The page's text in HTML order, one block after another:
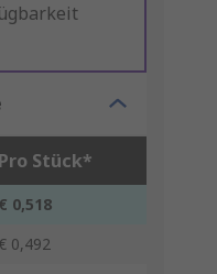
Pro Stück*
€ 0,518
€ 0,492